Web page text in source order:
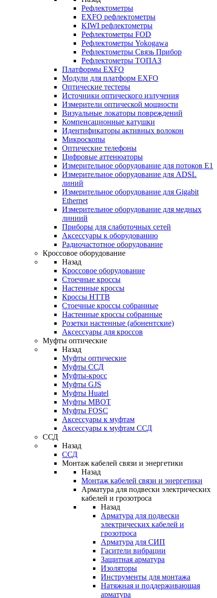
Рефлектометры
EXFO рефлектометры
KIWI рефлектометры
Рефлектометры FOD
Рефлектометры Yokogawa
Рефлектометры Связь Прибор
Рефлектометры ТОПАЗ
Платформы EXFO
Модули для платформ EXFO
Оптические тестеры
Источники оптического излучения
Измерители оптической мощности
Визуальные локаторы повреждений
Компенсационные катушки
Идентификаторы активных волокон
Микроскопы
Оптические телефоны
Цифровые аттенюаторы
Измерительное оборудование для потоков Е1
Измерительное оборудование для ADSL
линий
Измерительное оборудование для Gigabit
Ethernet
Измерительное оборудование для медных
линиий
Приборы для слаботочных сетей
Аксессуары к оборудованию
Радиочастотное оборудование
Кроссовое оборудование
Назад
Кроссовое оборудование
Стоечные кроссы
Настенные кроссы
Кроссы HTTB
Стоечные кроссы собранные
Настенные кроссы собранные
Розетки настенные (абонентские)
Аксессуары для кроссов
Муфты оптические
Назад
Муфты оптические
Муфты ССД
Муфты-кросс
Муфты GJS
Муфты Huatel
Муфты МВОТ
Муфты FOSC
Аксессуары к муфтам
Аксессуары к муфтам ССД
ССД
Назад
ССД
Монтаж кабелей связи и энергетики
Назад
Монтаж кабелей связи и энергетики
Арматура для подвески электрических
кабелей и грозотроса
Назад
Арматура для подвески
электрических кабелей и
грозотроса
Арматура для СИП
Гасители вибрации
Защитная арматура
Изоляторы
Инструменты для монтажа
Натяжная и поддерживающая
арматура